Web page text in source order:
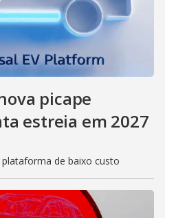
picape
estreia em 2027
de baixo custo